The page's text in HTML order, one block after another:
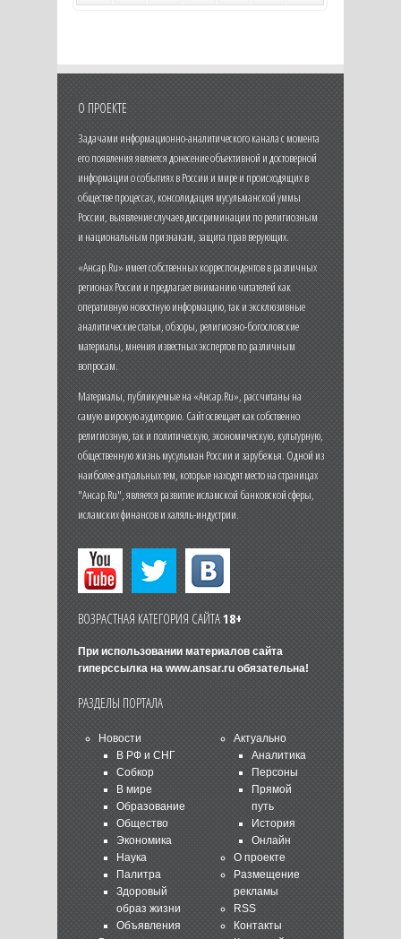
О ПРОЕКТЕ
Задачами информационно-аналитического канала с момента
его появления является донесение объективной и достоверной
информации о событиях в России и мире и происходящих в
обществе процессах, консолидация мусульманской уммы
России, выявление случаев дискриминации по религиозным
и национальным признакам, защита прав верующих.
«Ансар.Ru» имеет собственных корреспондентов в различных
регионах России и предлагает вниманию читателей как
оперативную новостную информацию, так и эксклюзивные
аналитические статьи, обзоры, религиозно-богословские
материалы, мнения известных экспертов по различным
вопросам.
Материалы, публикуемые на «Ансар.Ru», рассчитаны на
самую широкую аудиторию. Сайт освещает как собственно
религиозную, так и политическую, экономическую, культурную,
общественную жизнь мусульман России и зарубежья. Одной из
наиболее актуальных тем, которые находят место на страницах
"Ансар.Ru", является развитие исламской банковской сферы,
исламских финансов и халяль-индустрии.
ВОЗРАСТНАЯ КАТЕГОРИЯ САЙТА18+
При использовании материалов сайта
гиперссылка на www.ansar.ruобязательна!
РАЗДЕЛЫ ПОРТАЛА
Новости
В РФ и СНГ
Собкор
В мире
Образование
Общество
Экономика
Наука
Палитра
Здоровый
образ жизни
Объявления
Актуально
Аналитика
Персоны
Прямой
путь
История
Онлайн
О проекте
Размещение
рекламы
RSS
Контакты